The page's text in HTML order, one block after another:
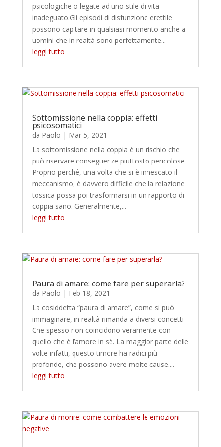
psicologiche o legate ad uno stile di vita
inadeguato.Gli episodi di disfunzione erettile
possono capitare in qualsiasi momento anche a
uomini che in realtà sono perfettamente...
leggi tutto
Sottomissione nella coppia: effetti
psicosomatici
da Paolo | Mar 5, 2021
La sottomissione nella coppia è un rischio che
può riservare conseguenze piuttosto pericolose.
Proprio perché, una volta che si è innescato il
meccanismo, è davvero difficile che la relazione
tossica possa poi trasformarsi in un rapporto di
coppia sano. Generalmente,...
leggi tutto
Paura di amare: come fare per superarla?
da Paolo | Feb 18, 2021
La cosiddetta “paura di amare”, come si può
immaginare, in realtà rimanda a diversi concetti.
Che spesso non coincidono veramente con
quello che è l’amore in sé. La maggior parte delle
volte infatti, questo timore ha radici più
profonde, che possono avere molte cause....
leggi tutto